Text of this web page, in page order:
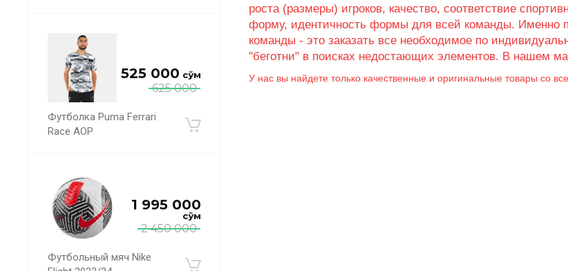
625 000
525 000 сўм
Футболка Puma Ferrari
Race AOP
2 450 000
1 995 000
сўм
Футбольный мяч Nike
роста (размеры) игроков, качество, соответствие
форму, идентичность формы для всей команды. Именно
команды - это заказать все необходимое по
"беготни" в поисках недостающих элементов. В нашем
У нас вы найдете только качественные и оригинальные товары со